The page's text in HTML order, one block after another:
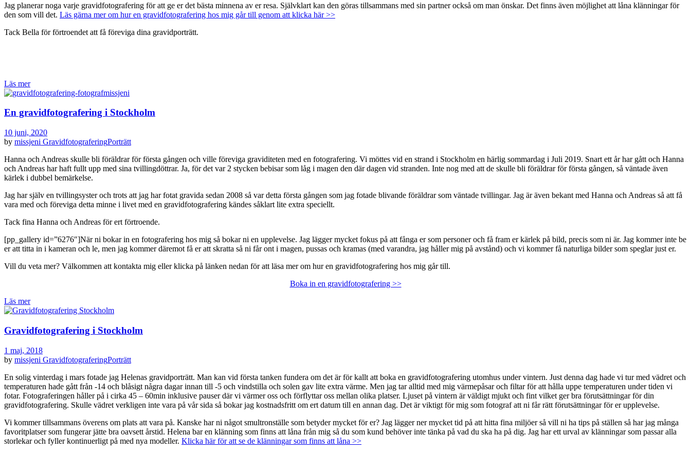
Jag planerar noga varje gravidfotografering för att ge er det bästa minnena av er resa. Självklart kan den göras tillsammans med sin partner också om man önskar. Det finns även möjlighet att låna klänningar för
den som vill det. Läs gärna mer om hur en gravidfotografering hos mig går till genom att klicka här >>
Tack Bella för förtroendet att få föreviga dina gravidporträtt.
Läs mer
En gravidfotografering i Stockholm
10 juni, 2020
by missjeni GravidfotograferingPorträtt
Hanna och Andreas skulle bli föräldrar för första gången och ville föreviga graviditeten med en fotografering. Vi möttes vid en strand i Stockholm en härlig sommardag i Juli 2019. Snart ett år har gått och Hanna
och Andreas har haft fullt upp med sina tvillingdöttrar. Ja, för det var 2 stycken bebisar som låg i magen den där dagen vid stranden. Inte nog med att de skulle bli föräldrar för första gången, så väntade även
kärlek i dubbel bemärkelse.
Jag har själv en tvillingsyster och trots att jag har fotat gravida sedan 2008 så var detta första gången som jag fotade blivande föräldrar som väntade tvillingar. Jag är även bekant med Hanna och Andreas så att få
vara med och föreviga detta minne i livet med en gravidfotografering kändes såklart lite extra speciellt.
Tack fina Hanna och Andreas för ert förtroende.
[pp_gallery id=”6276″]När ni bokar in en fotografering hos mig så bokar ni en upplevelse. Jag lägger mycket fokus på att fånga er som personer och få fram er kärlek på bild, precis som ni är. Jag kommer inte be
er att titta in i kameran och le, men jag kommer däremot få er att skratta så ni får ont i magen, pussas och kramas (med varandra, jag håller mig på avstånd) och vi kommer få naturliga bilder som speglar just er.
Vill du veta mer? Välkommen att kontakta mig eller klicka på länken nedan för att läsa mer om hur en gravidfotografering hos mig går till.
Boka in en gravidfotografering >>
Läs mer
Gravidfotografering i Stockholm
1 maj, 2018
by missjeni GravidfotograferingPorträtt
En solig vinterdag i mars fotade jag Helenas gravidporträtt. Man kan vid första tanken fundera om det är för kallt att boka en gravidfotografering utomhus under vintern. Just denna dag hade vi tur med vädret och
temperaturen hade gått från -14 och blåsigt några dagar innan till -5 och vindstilla och solen gav lite extra värme. Men jag tar alltid med mig värmepåsar och filtar för att hålla uppe temperaturen under tiden vi
fotar. Fotograferingen håller på i cirka 45 – 60min inklusive pauser där vi värmer oss och förflyttar oss mellan olika platser. Ljuset på vintern är väldigt mjukt och fint vilket ger bra förutsättningar för din
gravidfotografering. Skulle vädret verkligen inte vara på vår sida så bokar jag kostnadsfritt om ert datum till en annan dag. Det är viktigt för mig som fotograf att ni får rätt förutsättningar för er upplevelse.
Vi kommer tillsammans överens om plats att vara på. Kanske har ni något smultronställe som betyder mycket för er? Jag lägger ner mycket tid på att hitta fina miljöer så vill ni ha tips på ställen så har jag många
favoritplatser som fungerar jätte bra oavsett årstid. Helena bar en klänning som finns att låna från mig så du som kund behöver inte tänka på vad du ska ha på dig. Jag har ett urval av klänningar som passar alla
storlekar och fyller kontinuerligt på med nya modeller. Klicka här för att se de klänningar som finns att låna >>